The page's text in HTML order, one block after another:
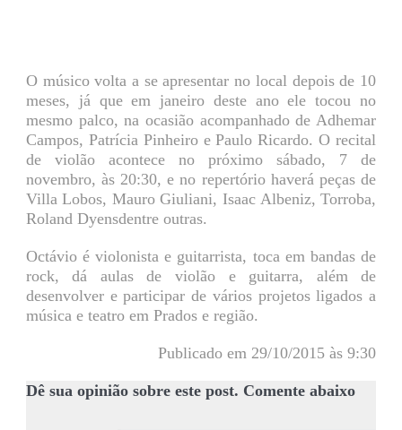
O músico volta a se apresentar no local depois de 10
meses, já que em janeiro deste ano ele tocou no
mesmo palco, na ocasião acompanhado de Adhemar
Campos, Patrícia Pinheiro e Paulo Ricardo. O recital
de violão acontece no próximo sábado, 7 de
novembro, às 20:30, e no repertório haverá peças de
Villa Lobos, Mauro Giuliani, Isaac Albeniz, Torroba,
Roland Dyensdentre outras.
Octávio é violonista e guitarrista, toca em bandas de
rock, dá aulas de violão e guitarra, além de
desenvolver e participar de vários projetos ligados a
música e teatro em Prados e região.
Publicado em 29/10/2015 às 9:30
Dê sua opinião sobre este post. Comente abaixo